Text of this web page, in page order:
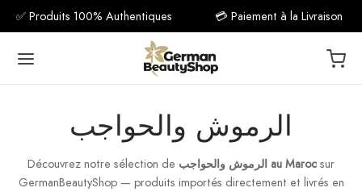
✅ Produits 100% Authentiques 💳 Paiement à la Livraison
الرموش والحواجب
Découvrez notre sélection de الرموش والحواجب au Maroc sur
GermanBeautyShop — produits importés directement et livrés en
Back